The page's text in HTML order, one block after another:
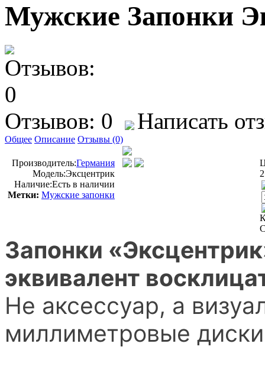
Мужские Запонки
Отзывов: 0 Написать
Общее Описание Отзывы (0)
Производитель:Германия
Модель:Эксцентрик
Наличие:Есть в наличии
Метки: Мужские запонки
Запонки
эквивалент
Не аксессуар, а
миллиметровые